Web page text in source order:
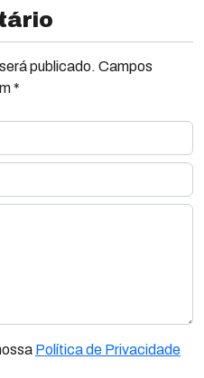
publicado. Campos
*
Política de Privacidade